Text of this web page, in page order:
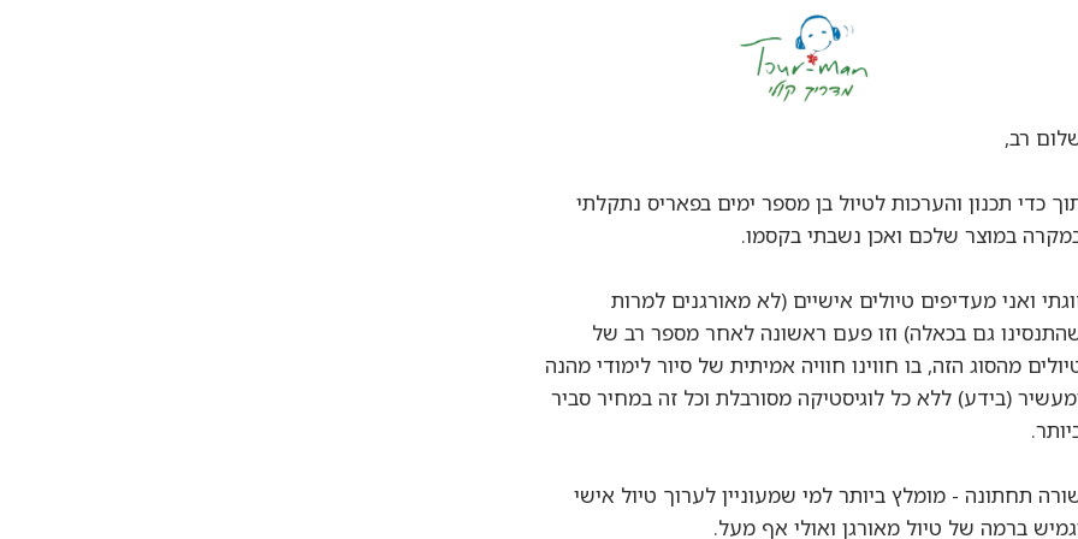
רב,
כדי תכנון והערכות לטיול בן מספר ימים בפאריס נתקלתי
במוצר שלכם ואכן נשבתי בקסמו.
ואני מעדיפים טיולים אישיים (לא מאורגנים למרות
גם בכאלה) וזו פעם ראשונה לאחר מספר רב של
מהסוג הזה, בו חווינו חוויה אמיתית של סיור לימודי מהנה
(בידע) ללא כל לוגיסטיקה מסורבלת וכל זה במחיר סביר
תחתונה - מומלץ ביותר למי שמעוניין לערוך טיול אישי
ברמה של טיול מאורגן ואולי אף מעל.